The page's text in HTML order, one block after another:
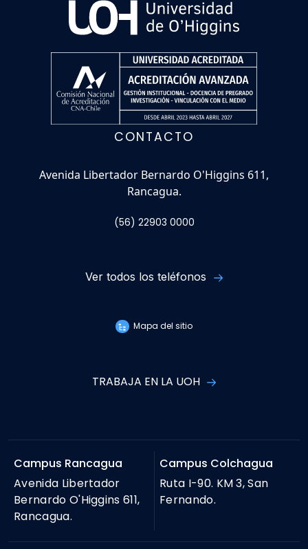
CONTACTO
Avenida Libertador Bernardo O'Higgins 611,
Rancagua.
(56) 22903 0000
Ver todos los teléfonos
Mapa del sitio
TRABAJA EN LA UOH
Campus Rancagua
Avenida Libertador
Bernardo O'Higgins 611,
Rancagua.
Campus Colchagua
Ruta I-90. KM 3, San
Fernando.